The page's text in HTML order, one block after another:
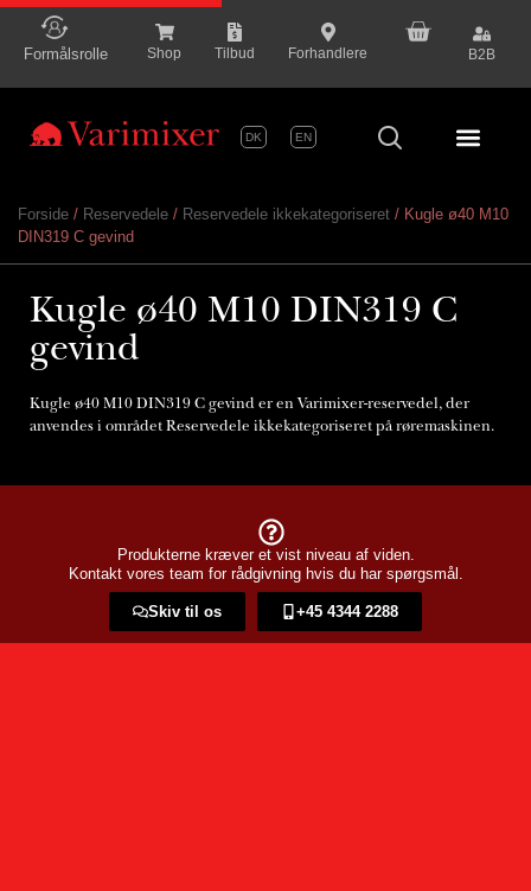
content
Formålsrolle Shop Tilbud Forhandlere B2B
DK EN
Forside / Reservedele / Reservedele ikkekategoriseret / Kugle ø40 M10
DIN319 C gevind
Kugle ø40 M10 DIN319 C
gevind
Kugle ø40 M10 DIN319 C gevind er en Varimixer-reservedel, der
anvendes i området Reservedele ikkekategoriseret på røremaskinen.
Produkterne kræver et vist niveau af viden.
Kontakt vores team for rådgivning hvis du har spørgsmål.
Skiv til os +45 4344 2288​